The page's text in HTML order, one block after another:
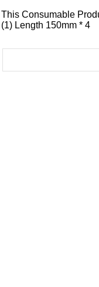
This Consumable
(1) Length 150mm * 4